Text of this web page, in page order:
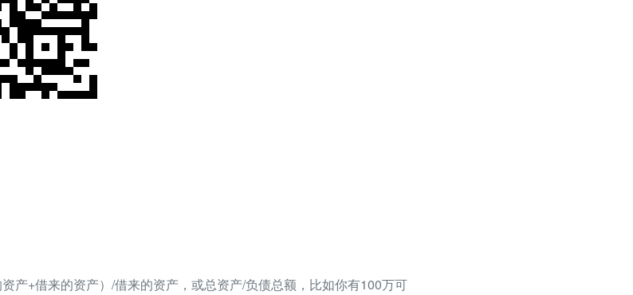
产+借来的资产）/借来的资产，或总资产/负债总额，比如你有100万可